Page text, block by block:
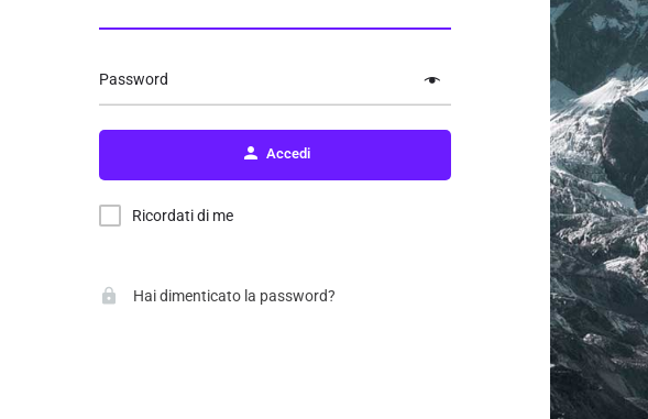
Password
Accedi
Ricordati di me
Hai dimenticato la password?